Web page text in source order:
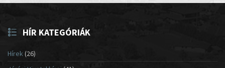
HÍR KATEGÓRIÁK
Hírek(26)